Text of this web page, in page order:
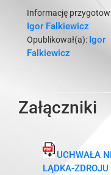
Informację
Igor Falkiewicz
Opublikował(a): Igor
Falkiewicz
Załączniki
UCHWAŁA
LĄDKA-ZDROJU